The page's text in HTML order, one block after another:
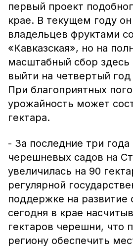
первый проект
крае. В текущем году
владельцев фруктами
«Кавказская», но на
масштабный сбор
выйти на четвертый
При благоприятных
урожайность может
гектара.
- За последние три
черешневых садов на
увеличилась на 90
регулярной
поддержке на развитие
сегодня в крае
гектаров черешни, что
региону обеспечить